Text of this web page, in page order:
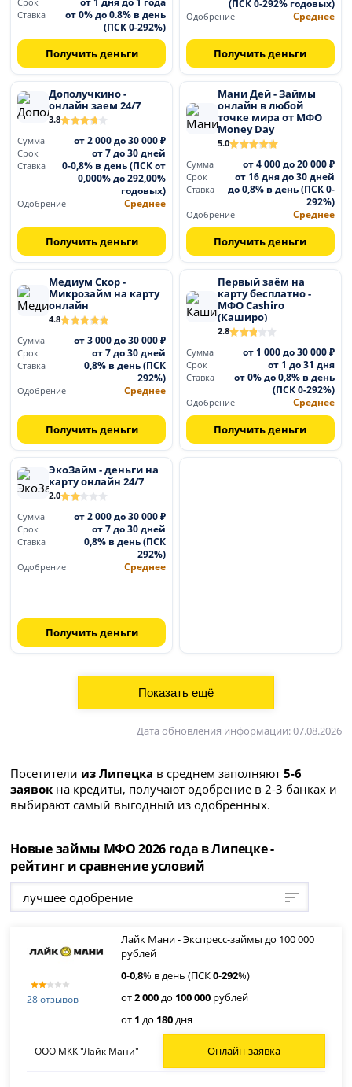
Срок
Ставка
от 0% до 0.8% в день
(ПСК 0-292%)
Получить деньги
(ПСК 0-292% годовых)
Одобрение Среднее
Получить деньги
Дополучкино -
онлайн заем 24/7
3.8
Сумма
от 2 000 до 30 000 ₽
Срок от 7 до 30 дней
Ставка
0-0,8% в день (ПСК от
0,000% до 292,00%
годовых)
Одобрение Среднее
Получить деньги
Мани Дей - Займы
онлайн в любой
точке мира от МФО
Money Day
5.0
Сумма
от 4 000 до 20 000 ₽
Срок от 16 дня до 30 дней
Ставка
до 0,8% в день (ПСК 0-
292%)
Одобрение Среднее
Получить деньги
Медиум Скор -
Микрозайм на карту
онлайн
4.8
Сумма
от 3 000 до 30 000 ₽
Срок от 7 до 30 дней
Ставка
0,8% в день (ПСК
292%)
Одобрение Среднее
Получить деньги
Первый заём на
карту бесплатно -
МФО Cashiro
(Каширо)
2.8
Сумма
от 1 000 до 30 000 ₽
Срок от 1 до 31 дня
Ставка
от 0% до 0,8% в день
(ПСК 0-292%)
Одобрение Среднее
Получить деньги
ЭкоЗайм - деньги на
карту онлайн 24/7
2.0
Сумма
от 2 000 до 30 000 ₽
Срок от 7 до 30 дней
Ставка
0,8% в день (ПСК
292%)
Одобрение Среднее
Получить деньги
Дата обновления информации: 07.08.2026
Посетители из Липецка в среднем заполняют5-6
заявок на кредиты, получают одобрение в 2-3 банках и
выбирают самый выгодный из одобренных.
Новые займы МФО 2026 года в Липецке -
рейтинг и сравнение условий
лучшее одобрение
28 отзывов
Лайк Мани - Экспресс-займы до 100 000
рублей
0-0,8% в день (ПСК0-292%)
от2 000до 100 000 рублей
от 1 до 180дня
ООО МКК "Лайк Мани" Онлайн-заявка